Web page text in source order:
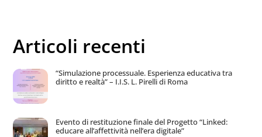
Articoli recenti
“Simulazione processuale. Esperienza educativa tra
diritto e realtà” – I.I.S. L. Pirelli di Roma
Evento di restituzione finale del Progetto “Linked:
educare all’affettività nell’era digitale”